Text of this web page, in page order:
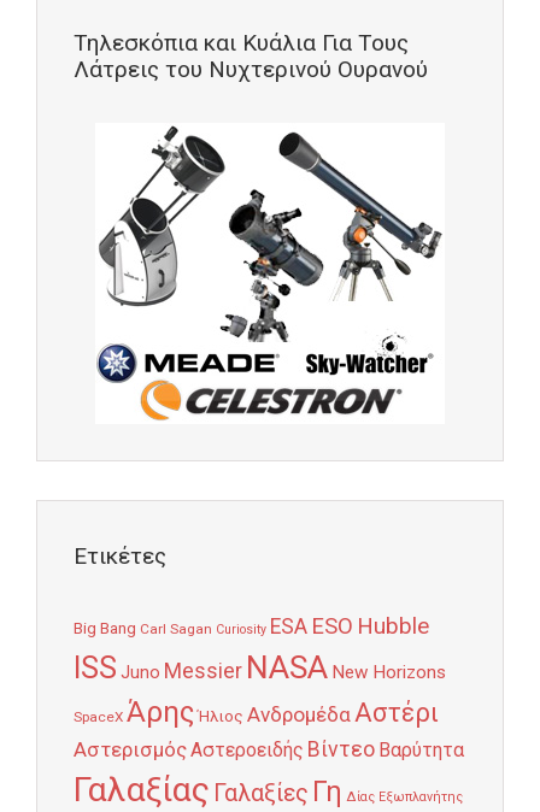
Τηλεσκόπια και Κυάλια Για Τους
Λάτρεις του Νυχτερινού Ουρανού
Ετικέτες
Big Bang Carl Sagan Curiosity ESA ESO Hubble
ISS Juno Messier NASA New Horizons
SpaceX Άρης Ήλιος ΑνδρομέδαΑστέρι
ΑστερισμόςΑστεροειδής Βίντεο Βαρύτητα
Γαλαξίας Γαλαξίες Γη Δίας Εξωπλανήτης